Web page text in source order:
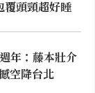
頭頸超好睡
年：藤本壯介
空降台北